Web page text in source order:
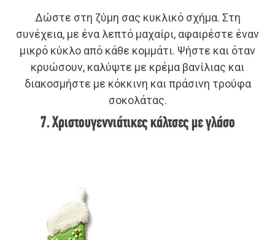
Δώστε στη ζύμη σας κυκλικό σχήμα. Στη
συνέχεια, με ένα λεπτό μαχαίρι, αφαιρέστε έναν
μικρό κύκλο από κάθε κομμάτι. Ψήστε και όταν
κρυώσουν, καλύψτε με κρέμα βανίλιας και
διακοσμήστε με κόκκινη και πράσινη τρούφα
σοκολάτας.
7. Χριστουγεννιάτικες κάλτσες με γλάσο